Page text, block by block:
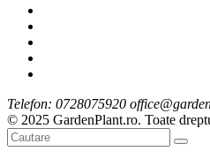
Telefon: 0728075920
© 2025 GardenPlant.ro. Toate